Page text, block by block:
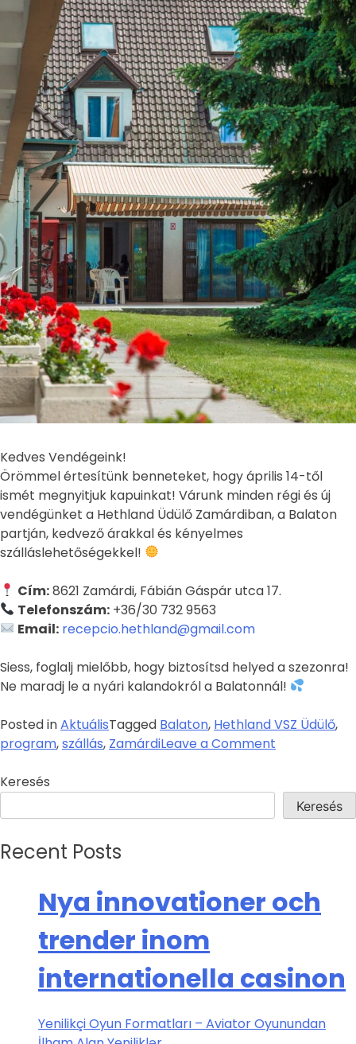
Kedves Vendégeink!
Örömmel értesítünk benneteket, hogy április 14-től
ismét megnyitjuk kapuinkat! Várunk minden régi és új
vendégünket a Hethland Üdülő Zamárdiban, a Balaton
partján, kedvező árakkal és kényelmes
szálláslehetőségekkel!
Cím:8621 Zamárdi, Fábián Gáspár utca 17.
Telefonszám: +36/30 732 9563
Email: recepcio.hethland@gmail.com
Siess, foglalj mielőbb, hogy biztosítsd helyed a szezonra!
Ne maradj le a nyári kalandokról a Balatonnál!
Posted inAktuálisTagged Balaton, Hethland VSZ Üdülő,
program,szállás, ZamárdiLeave a Comment
Keresés
Keresés
Recent Posts
Nya innovationer och
trender inom
internationella casinon
Yenilikçi Oyun Formatları – Aviator Oyunundan